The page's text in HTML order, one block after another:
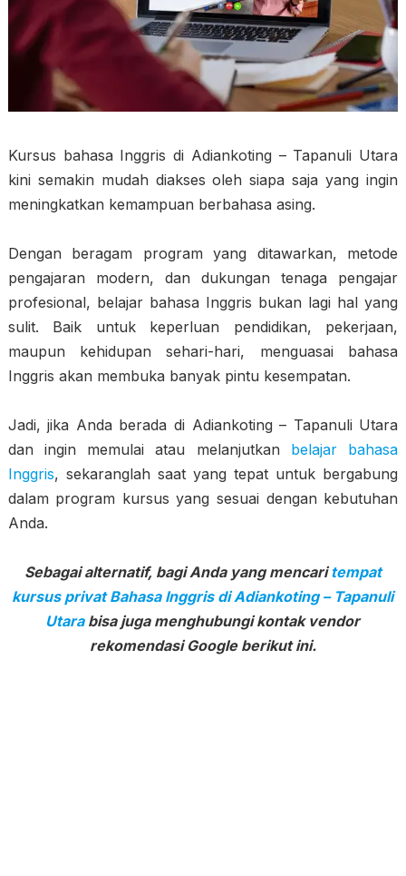
Kursus bahasa Inggris di Adiankoting – Tapanuli Utara
kini semakin mudah diakses oleh siapa saja yang ingin
meningkatkan kemampuan berbahasa asing.
Dengan beragam program yang ditawarkan, metode
pengajaran modern, dan dukungan tenaga pengajar
profesional, belajar bahasa Inggris bukan lagi hal yang
sulit. Baik untuk keperluan pendidikan, pekerjaan,
maupun kehidupan sehari-hari, menguasai bahasa
Inggris akan membuka banyak pintu kesempatan.
Jadi, jika Anda berada di Adiankoting – Tapanuli Utara
dan ingin memulai atau melanjutkan belajar bahasa
Inggris, sekaranglah saat yang tepat untuk bergabung
dalam program kursus yang sesuai dengan kebutuhan
Anda.
Sebagai alternatif, bagi Anda yang mencaritempat
kursus privat Bahasa Inggris di Adiankoting – Tapanuli
Utarabisa juga menghubungi kontak vendor
rekomendasi Google berikut ini.